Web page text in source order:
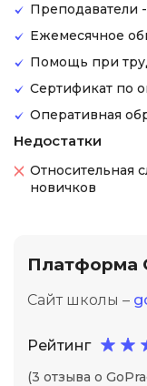
Преподаватели
Ежемесячное
Помощь при
Сертификат по
Оперативная
Недостатки
Относительная
новичков
Платформа
Сайт школы –
Рейтинг
(3 отзыва о